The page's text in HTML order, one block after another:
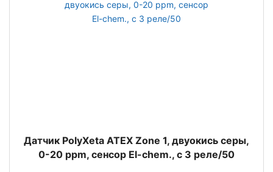
Датчик PolyXeta ATEX Zone 1, двуокись серы,
0-20 ppm, сенсор El-chem., с 3 реле/50